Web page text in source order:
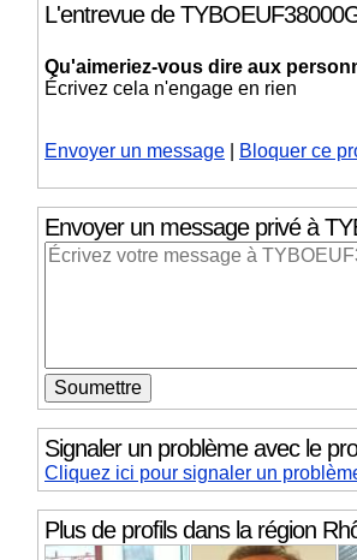
L'entrevue de
Qu'aimeriez-vous dire aux
Écrivez cela n'engage en rien
Envoyer un message Bloquer ce
Envoyer un message privéà
Signaler un problème avec le
Cliquez ici pour signaler un
Plus de profils dans la région